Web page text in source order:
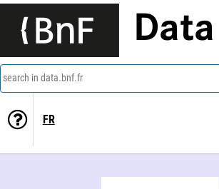
Data
search in data.bnf.fr
FR